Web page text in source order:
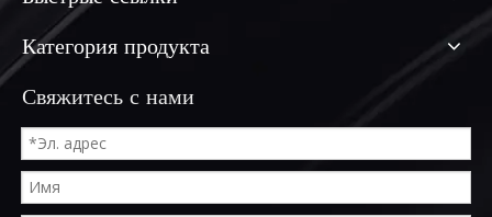
Категория продукта
Свяжитесь с нами